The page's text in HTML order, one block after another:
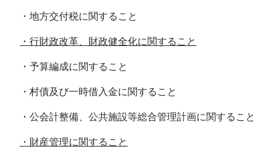
・地方交付税に関すること
・行財政改革、財政健全化に関すること
・予算編成に関すること
・村債及び一時借入金に関すること
・公会計整備、公共施設等総合管理計画に関すること
・財産管理に関すること